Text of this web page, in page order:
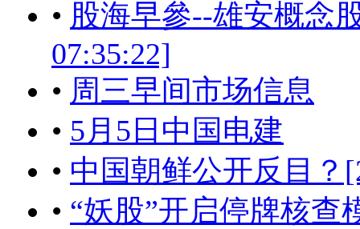
• 股海早參--雄安概念
07:35:22]
• 周三早间市场信息
• 5月5日中国电建
• 中国朝鲜公开反目？
• “妖股”开启停牌核查